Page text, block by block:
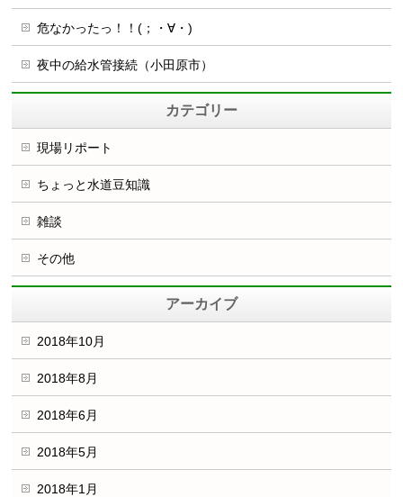
危なかったっ！！(；・∀・)
夜中の給水管接続（小田原市）
カテゴリー
現場リポート
ちょっと水道豆知識
雑談
その他
アーカイブ
2018年10月
2018年8月
2018年6月
2018年5月
2018年1月